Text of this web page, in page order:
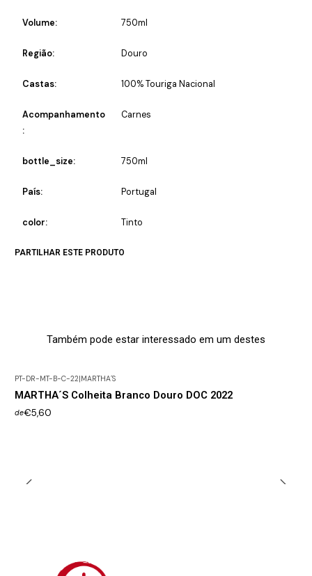
Volume: 750ml
Região: Douro
Castas: 100% Touriga Nacional
Acompanhamento
:
Carnes
bottle_size: 750ml
País: Portugal
color: Tinto
PARTILHAR ESTE PRODUTO
Também pode estar interessado em um destes
PT-DR-MT-B-C-22|MARTHA´S
MARTHA´S Colheita Branco Douro DOC 2022
de€5,60